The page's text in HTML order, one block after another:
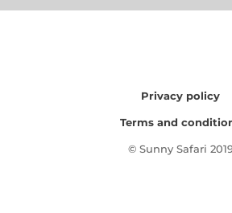
Privacy policy
Terms and
© Sunny Safari